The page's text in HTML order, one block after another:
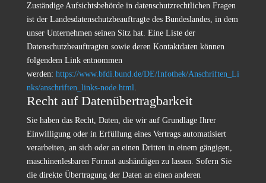
Zuständige Aufsichtsbehörde in datenschutzrechtlichen Fragen
ist der Landesdatenschutzbeauftragte des Bundeslandes, in dem
unser Unternehmen seinen Sitz hat. Eine Liste der
Datenschutzbeauftragten sowie deren Kontaktdaten können
folgendem Link entnommen
werden: https://www.bfdi.bund.de/DE/Infothek/Anschriften_Li
nks/anschriften_links-node.html
Recht auf Datenübertragbarkeit
Sie haben das Recht, Daten, die wir auf Grundlage Ihrer
Einwilligung oder in Erfüllung eines Vertrags automatisiert
verarbeiten, an sich oder an einen Dritten in einem gängigen,
maschinenlesbaren Format aushändigen zu lassen. Sofern Sie
die direkte Übertragung der Daten an einen anderen